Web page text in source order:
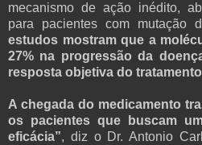
mecanismo de ação inédito,
para pacientes com mutação
estudos mostram que a
27% na progressão da
resposta objetiva do
A chegada do medicamento
os pacientes que buscam
eficácia”, diz o Dr. Antonio